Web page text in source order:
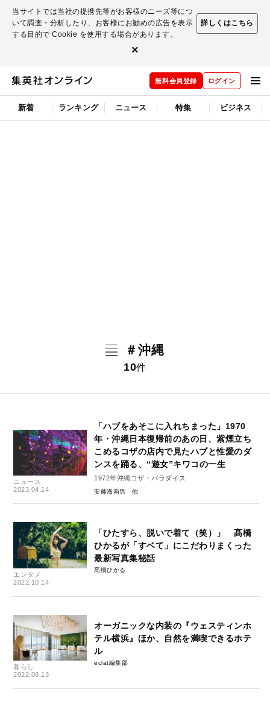
当サイトでは当社の提携先等がお客様のニーズ等につ
いて調査・分析したり、お客様にお勧めの広告を表示
する目的で Cookie を使用する場合があります。
詳しくはこちら
×
無料会員登録 ログイン
新着 ランキング ニュース 特集 ビジネス
＃沖縄
10件
ニュース
2023.04.14
「ハブをあそこに入れちまった」1970
年・沖縄日本復帰前のあの日、紫煙立ち
こめるコザの店内で見たハブと性愛のダ
ンスを踊る、“遊女”キワコの一生
1972年沖縄コザ・パラダイス
安藤海南男
エンタメ
2022.10.14
「ひたすら、脱いで着て（笑）」 髙橋
ひかるが「すベて」にこだわりまくった
最新写真集秘話
髙橋ひかる
暮らし
2022.08.13
オーガニックな内装の『ウェスティンホ
テル横浜』ほか、自然を満喫できるホテ
ル
eclat編集部